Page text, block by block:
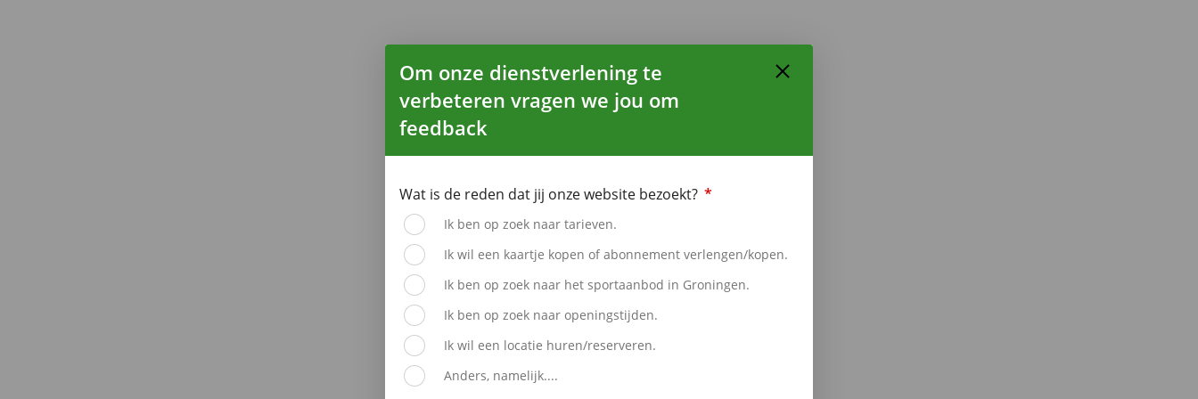
Om onze dienstverlening te
verbeteren vragen we jou om
feedback
Wat is de reden dat jij onze website bezoekt? *
Ik ben op zoek naar tarieven.
Ik wil een kaartje kopen of abonnement verlengen/kopen.
Ik ben op zoek naar het sportaanbod in Groningen.
Ik ben op zoek naar openingstijden.
Ik wil een locatie huren/reserveren.
Anders, namelijk....